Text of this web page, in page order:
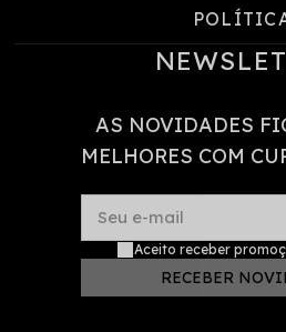
AS NOVIDADES
MELHORES COM
Seu e-mail
RECEBER
Aceito receber